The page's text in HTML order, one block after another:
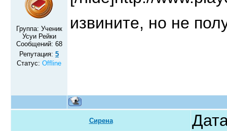
Группа: Ученик
Усуи Рейки
Сообщений: 68
Репутация: 5
Статус: Offline
извините, но не
Сирена